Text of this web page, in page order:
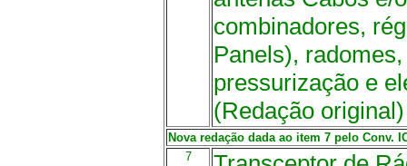
combinadores,
Panels),
pressurização e
(Redação original)
Nova redação dada ao item 7 pelo Conv.
7